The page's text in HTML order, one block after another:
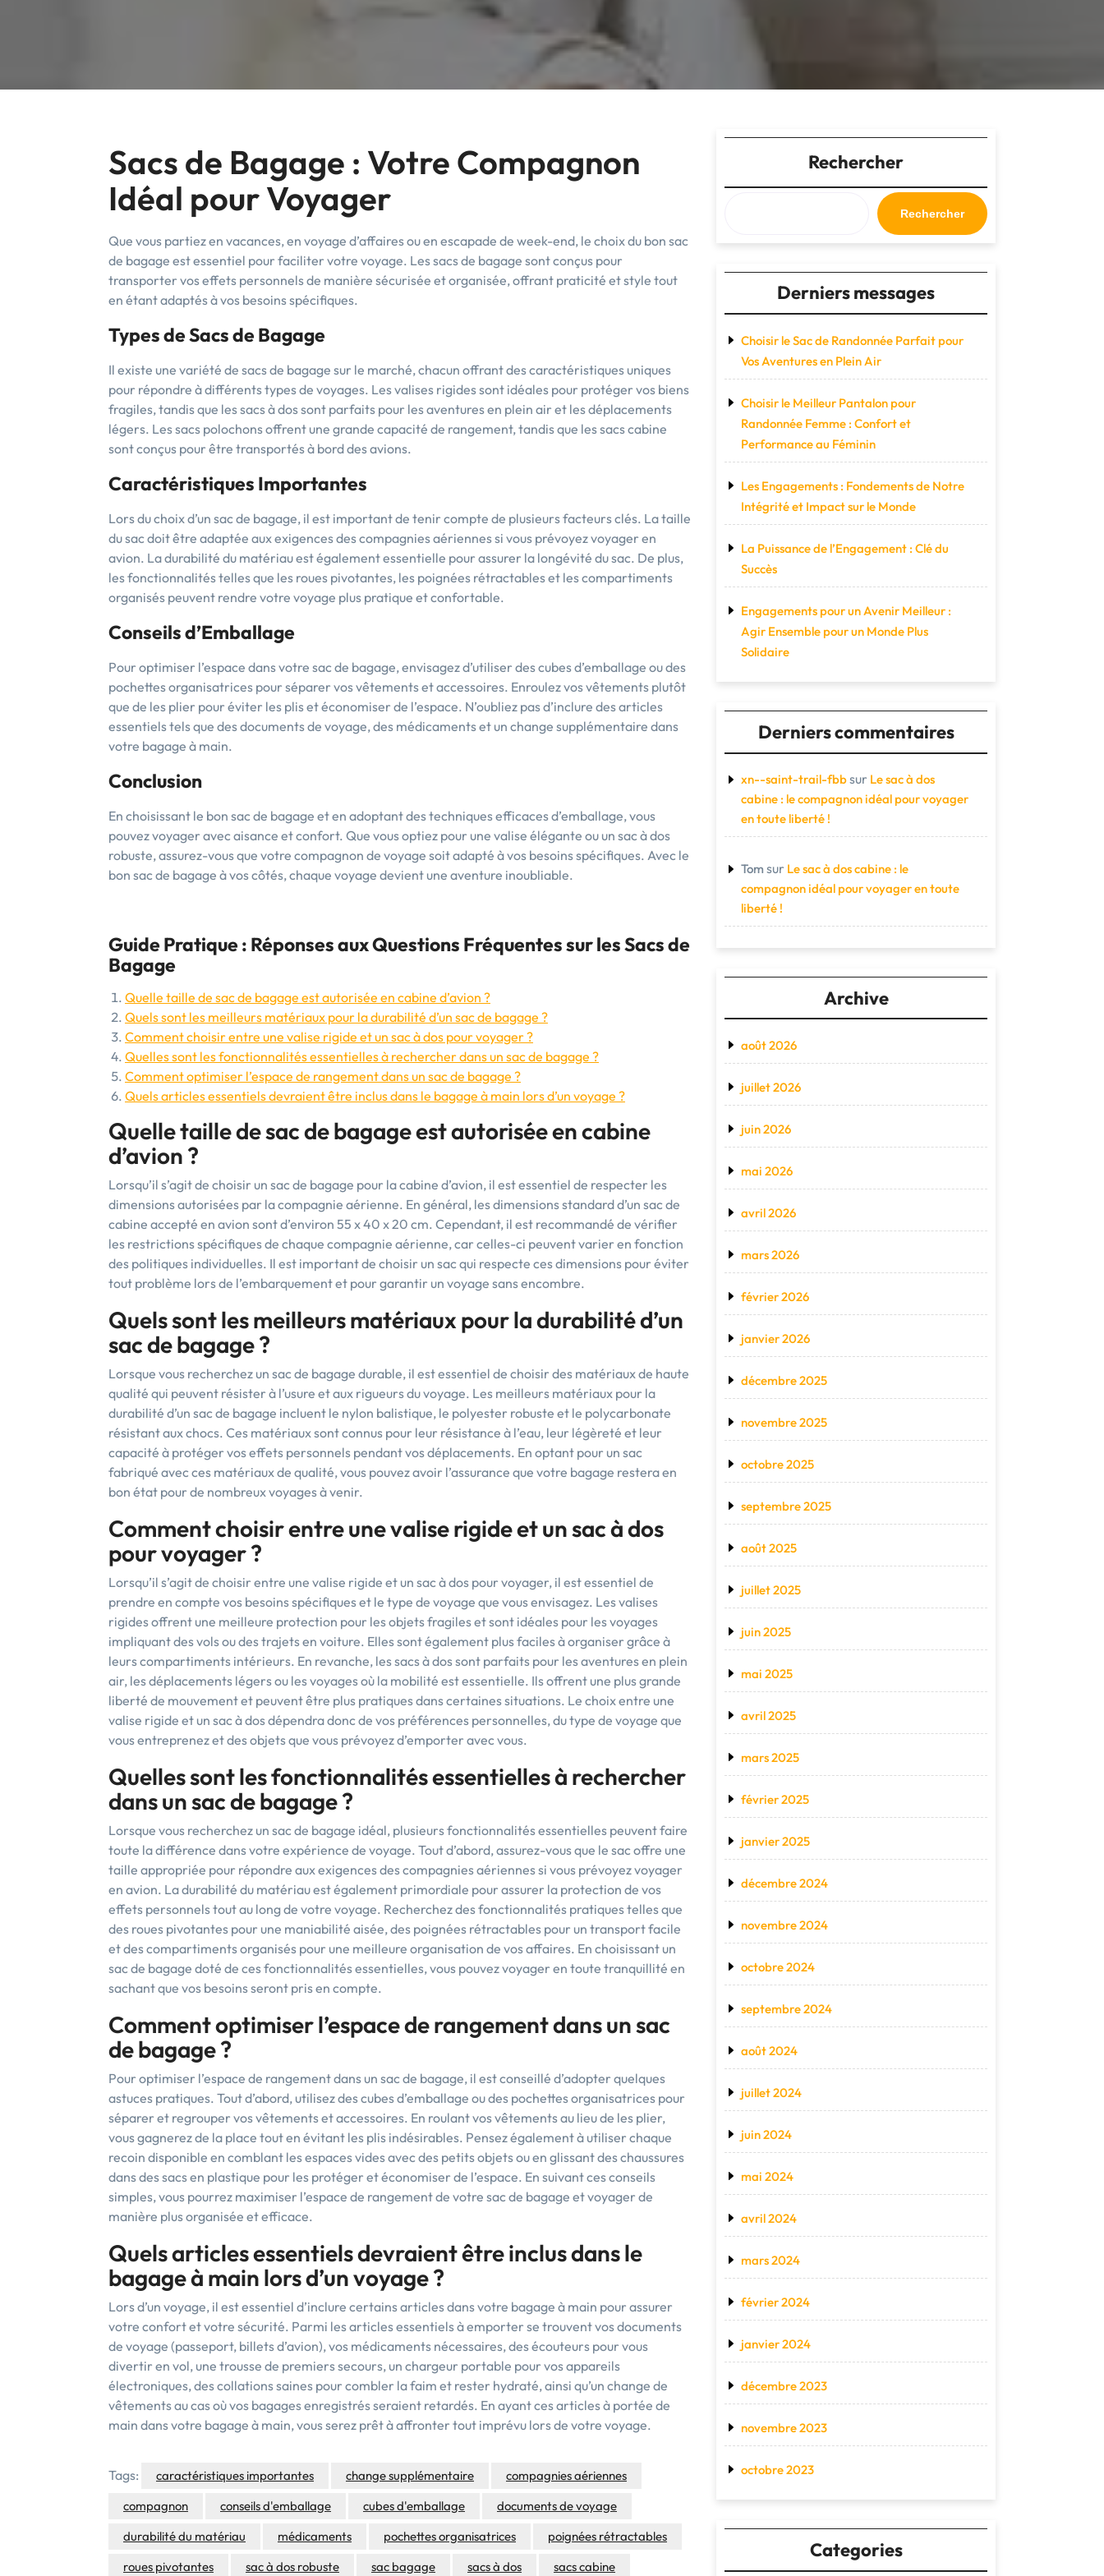
Sacs de Bagage : Votre Compagnon
Idéal pour Voyager
Que vous partiez en vacances, en voyage d’affaires ou en escapade de week-end, le choix du bon sac
de bagage est essentiel pour faciliter votre voyage. Les sacs de bagage sont conçus pour
transporter vos effets personnels de manière sécurisée et organisée, offrant praticité et style tout
en étant adaptés à vos besoins spécifiques.
Types de Sacs de Bagage
Il existe une variété de sacs de bagage sur le marché, chacun offrant des caractéristiques uniques
pour répondre à différents types de voyages. Les valises rigides sont idéales pour protéger vos biens
fragiles, tandis que les sacs à dos sont parfaits pour les aventures en plein air et les déplacements
légers. Les sacs polochons offrent une grande capacité de rangement, tandis que les sacs cabine
sont conçus pour être transportés à bord des avions.
Caractéristiques Importantes
Lors du choix d’un sac de bagage, il est important de tenir compte de plusieurs facteurs clés. La taille
du sac doit être adaptée aux exigences des compagnies aériennes si vous prévoyez voyager en
avion. La durabilité du matériau est également essentielle pour assurer la longévité du sac. De plus,
les fonctionnalités telles que les roues pivotantes, les poignées rétractables et les compartiments
organisés peuvent rendre votre voyage plus pratique et confortable.
Conseils d’Emballage
Pour optimiser l’espace dans votre sac de bagage, envisagez d’utiliser des cubes d’emballage ou des
pochettes organisatrices pour séparer vos vêtements et accessoires. Enroulez vos vêtements plutôt
que de les plier pour éviter les plis et économiser de l’espace. N’oubliez pas d’inclure des articles
essentiels tels que des documents de voyage, des médicaments et un change supplémentaire dans
votre bagage à main.
Conclusion
En choisissant le bon sac de bagage et en adoptant des techniques efficaces d’emballage, vous
pouvez voyager avec aisance et confort. Que vous optiez pour une valise élégante ou un sac à dos
robuste, assurez-vous que votre compagnon de voyage soit adapté à vos besoins spécifiques. Avec le
bon sac de bagage à vos côtés, chaque voyage devient une aventure inoubliable.
Guide Pratique : Réponses aux Questions Fréquentes sur les Sacs de
Bagage
Quelle taille de sac de bagage est autorisée en cabine d’avion ?
Quels sont les meilleurs matériaux pour la durabilité d’un sac de bagage ?
Comment choisir entre une valise rigide et un sac à dos pour voyager ?
Quelles sont les fonctionnalités essentielles à rechercher dans un sac de bagage ?
Comment optimiser l’espace de rangement dans un sac de bagage ?
Quels articles essentiels devraient être inclus dans le bagage à main lors d’un voyage ?
Quelle taille de sac de bagage est autorisée en cabine
d’avion ?
Lorsqu’il s’agit de choisir un sac de bagage pour la cabine d’avion, il est essentiel de respecter les
dimensions autorisées par la compagnie aérienne. En général, les dimensions standard d’un sac de
cabine accepté en avion sont d’environ 55 x 40 x 20 cm. Cependant, il est recommandé de vérifier
les restrictions spécifiques de chaque compagnie aérienne, car celles-ci peuvent varier en fonction
des politiques individuelles. Il est important de choisir un sac qui respecte ces dimensions pour éviter
tout problème lors de l’embarquement et pour garantir un voyage sans encombre.
Quels sont les meilleurs matériaux pour la durabilité d’un
sac de bagage ?
Lorsque vous recherchez un sac de bagage durable, il est essentiel de choisir des matériaux de haute
qualité qui peuvent résister à l’usure et aux rigueurs du voyage. Les meilleurs matériaux pour la
durabilité d’un sac de bagage incluent le nylon balistique, le polyester robuste et le polycarbonate
résistant aux chocs. Ces matériaux sont connus pour leur résistance à l’eau, leur légèreté et leur
capacité à protéger vos effets personnels pendant vos déplacements. En optant pour un sac
fabriqué avec ces matériaux de qualité, vous pouvez avoir l’assurance que votre bagage restera en
bon état pour de nombreux voyages à venir.
Comment choisir entre une valise rigide et un sac à dos
pour voyager ?
Lorsqu’il s’agit de choisir entre une valise rigide et un sac à dos pour voyager, il est essentiel de
prendre en compte vos besoins spécifiques et le type de voyage que vous envisagez. Les valises
rigides offrent une meilleure protection pour les objets fragiles et sont idéales pour les voyages
impliquant des vols ou des trajets en voiture. Elles sont également plus faciles à organiser grâce à
leurs compartiments intérieurs. En revanche, les sacs à dos sont parfaits pour les aventures en plein
air, les déplacements légers ou les voyages où la mobilité est essentielle. Ils offrent une plus grande
liberté de mouvement et peuvent être plus pratiques dans certaines situations. Le choix entre une
valise rigide et un sac à dos dépendra donc de vos préférences personnelles, du type de voyage que
vous entreprenez et des objets que vous prévoyez d’emporter avec vous.
Quelles sont les fonctionnalités essentielles à rechercher
dans un sac de bagage ?
Lorsque vous recherchez un sac de bagage idéal, plusieurs fonctionnalités essentielles peuvent faire
toute la différence dans votre expérience de voyage. Tout d’abord, assurez-vous que le sac offre une
taille appropriée pour répondre aux exigences des compagnies aériennes si vous prévoyez voyager
en avion. La durabilité du matériau est également primordiale pour assurer la protection de vos
effets personnels tout au long de votre voyage. Recherchez des fonctionnalités pratiques telles que
des roues pivotantes pour une maniabilité aisée, des poignées rétractables pour un transport facile
et des compartiments organisés pour une meilleure organisation de vos affaires. En choisissant un
sac de bagage doté de ces fonctionnalités essentielles, vous pouvez voyager en toute tranquillité en
sachant que vos besoins seront pris en compte.
Comment optimiser l’espace de rangement dans un sac
de bagage ?
Pour optimiser l’espace de rangement dans un sac de bagage, il est conseillé d’adopter quelques
astuces pratiques. Tout d’abord, utilisez des cubes d’emballage ou des pochettes organisatrices pour
séparer et regrouper vos vêtements et accessoires. En roulant vos vêtements au lieu de les plier,
vous gagnerez de la place tout en évitant les plis indésirables. Pensez également à utiliser chaque
recoin disponible en comblant les espaces vides avec des petits objets ou en glissant des chaussures
dans des sacs en plastique pour les protéger et économiser de l’espace. En suivant ces conseils
simples, vous pourrez maximiser l’espace de rangement de votre sac de bagage et voyager de
manière plus organisée et efficace.
Quels articles essentiels devraient être inclus dans le
bagage à main lors d’un voyage ?
Lors d’un voyage, il est essentiel d’inclure certains articles dans votre bagage à main pour assurer
votre confort et votre sécurité. Parmi les articles essentiels à emporter se trouvent vos documents
de voyage (passeport, billets d’avion), vos médicaments nécessaires, des écouteurs pour vous
divertir en vol, une trousse de premiers secours, un chargeur portable pour vos appareils
électroniques, des collations saines pour combler la faim et rester hydraté, ainsi qu’un change de
vêtements au cas où vos bagages enregistrés seraient retardés. En ayant ces articles à portée de
main dans votre bagage à main, vous serez prêt à affronter tout imprévu lors de votre voyage.
Tags: caractéristiques importantes change supplémentaire
compagnies aériennes
compagnon
conseils d'emballage cubes d'emballage
documents de voyage
durabilité du matériau
médicaments pochettes organisatrices
poignées rétractables
roues pivotantes
sac à dos robuste sac bagage sacs à dos sacs cabine
Rechercher
Rechercher
Derniers messages
Choisir le Sac de Randonnée Parfait pour
Vos Aventures en Plein Air
Choisir le Meilleur Pantalon pour
Randonnée Femme : Confort et
Performance au Féminin
Les Engagements : Fondements de Notre
Intégrité et Impact sur le Monde
La Puissance de l’Engagement : Clé du
Succès
Engagements pour un Avenir Meilleur :
Agir Ensemble pour un Monde Plus
Solidaire
Derniers commentaires
xn--saint-trail-fbbsur Le sac à dos
cabine : le compagnon idéal pour voyager
en toute liberté !
Tom sur Le sac à dos cabine : le
compagnon idéal pour voyager en toute
liberté !
Archive
août 2026
juillet 2026
juin 2026
mai 2026
avril 2026
mars 2026
février 2026
janvier 2026
décembre 2025
novembre 2025
octobre 2025
septembre 2025
août 2025
juillet 2025
juin 2025
mai 2025
avril 2025
mars 2025
février 2025
janvier 2025
décembre 2024
novembre 2024
octobre 2024
septembre 2024
août 2024
juillet 2024
juin 2024
mai 2024
avril 2024
mars 2024
février 2024
janvier 2024
décembre 2023
novembre 2023
octobre 2023
Categories